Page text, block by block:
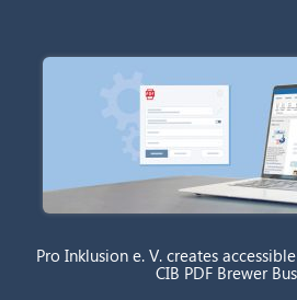
Pro Inklusion e. V. creates
CIB PDF Brewer